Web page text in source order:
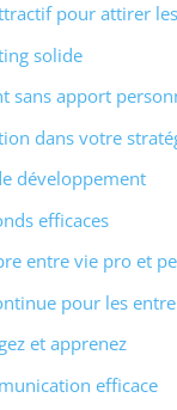
pour attirer
solide
sans apport
dans votre
développement
efficaces
entre vie pro et
pour les
et apprenez
efficace